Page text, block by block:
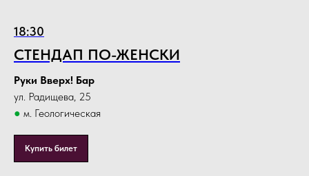
18:30
СТЕНДАП ПО-ЖЕНСКИ
Руки Вверх! Бар
ул. Радищева, 25
● м. Геологическая
Купить билет